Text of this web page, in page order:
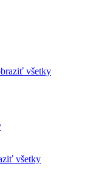
všetky
všetky